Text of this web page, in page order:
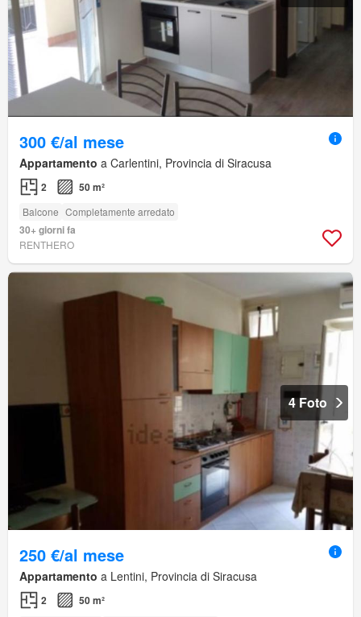
300 €/al mese
Appartamento a Carlentini, Provincia di Siracusa
2 50 m²
Balcone Completamente arredato
30+ giorni fa
RENTHERO
4 Foto
250 €/al mese
Appartamento a Lentini, Provincia di Siracusa
2 50 m²